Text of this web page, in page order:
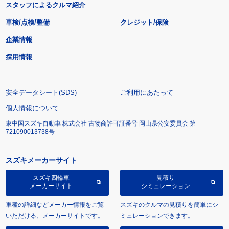
スタッフによるクルマ紹介
車検/点検/整備 クレジット/保険
企業情報
採用情報
安全データシート(SDS)
ご利用にあたって
個人情報について
東中国スズキ自動車 株式会社 古物商許可証番号 岡山県公安委員会 第
721090013738号
スズキメーカーサイト
スズキ四輪車
メーカーサイト
車種の詳細などメーカー情報をご覧
いただける、メーカーサイトです。
見積り
シミュレーション
スズキのクルマの見積りを簡単にシ
ミュレーションできます。